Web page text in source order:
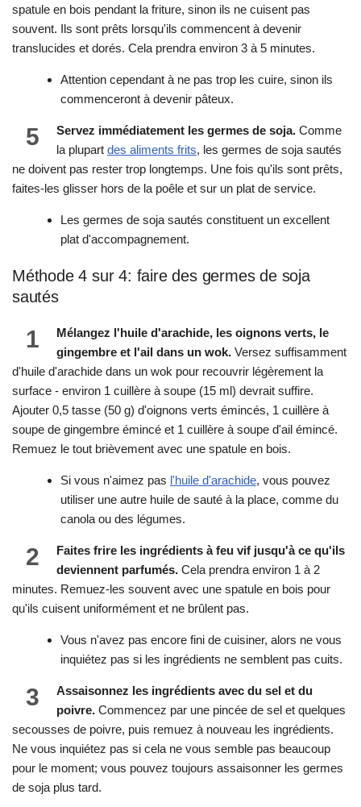
spatule en bois pendant la friture, sinon ils ne cuisent pas
souvent. Ils sont prêts lorsqu'ils commencent à devenir
translucides et dorés. Cela prendra environ 3 à 5 minutes.
Attention cependant à ne pas trop les cuire, sinon ils
commenceront à devenir pâteux.
5 Servez immédiatement les germes de soja. Comme
la plupart des aliments frits, les germes de soja sautés
ne doivent pas rester trop longtemps. Une fois qu'ils sont prêts,
faites-les glisser hors de la poêle et sur un plat de service.
Les germes de soja sautés constituent un excellent
plat d'accompagnement.
Méthode 4 sur 4: faire des germes de soja
sautés
1
Mélangez l'huile d'arachide, les oignons verts, le
gingembre et l'ail dans un wok. Versez suffisamment
d'huile d'arachide dans un wok pour recouvrir légèrement la
surface - environ 1 cuillère à soupe (15 ml) devrait suffire.
Ajouter 0,5 tasse (50 g) d'oignons verts émincés, 1 cuillère à
soupe de gingembre émincé et 1 cuillère à soupe d'ail émincé.
Remuez le tout brièvement avec une spatule en bois.
Si vous n'aimez pas l'huile d'arachide, vous pouvez
utiliser une autre huile de sauté à la place, comme du
canola ou des légumes.
2
Faites frire les ingrédients à feu vif jusqu'à ce qu'ils
deviennent parfumés. Cela prendra environ 1 à 2
minutes. Remuez-les souvent avec une spatule en bois pour
qu'ils cuisent uniformément et ne brûlent pas.
Vous n'avez pas encore fini de cuisiner, alors ne vous
inquiétez pas si les ingrédients ne semblent pas cuits.
3
Assaisonnez les ingrédients avec du sel et du
poivre. Commencez par une pincée de sel et quelques
secousses de poivre, puis remuez à nouveau les ingrédients.
Ne vous inquiétez pas si cela ne vous semble pas beaucoup
pour le moment; vous pouvez toujours assaisonner les germes
de soja plus tard.